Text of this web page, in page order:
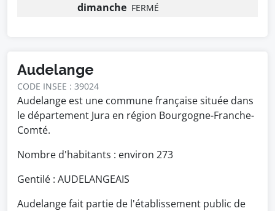
dimanche FERMÉ
Audelange
CODE INSEE : 39024
Audelange est une commune française située dans
le département Jura en région Bourgogne-Franche-
Comté.
Nombre d'habitants : environ 273
Gentilé : AUDELANGEAIS
Audelange fait partie de l'établissement public de